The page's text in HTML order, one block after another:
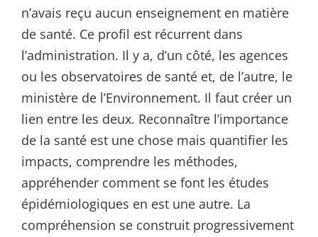
n’avais reçu aucun enseignement en matière
de santé. Ce profil est récurrent dans
l’administration. Il y a, d’un côté, les agences
ou les observatoires de santé et, de l’autre, le
ministère de l’Environnement. Il faut créer un
lien entre les deux. Reconnaître l’importance
de la santé est une chose mais quantifier les
impacts, comprendre les méthodes,
appréhender comment se font les études
épidémiologiques en est une autre. La
compréhension se construit progressivement